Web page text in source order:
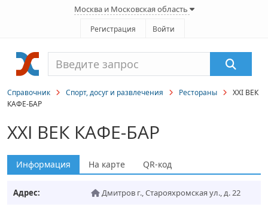
Москва и Московская область
Регистрация Войти
Справочник Спорт, досуг и развлечения Рестораны
XXI ВЕК
КАФЕ-БАР
XXI ВЕК КАФЕ-БАР
Информация На карте QR-код
Адрес: Дмитров г.,Старояхромская ул., д. 22